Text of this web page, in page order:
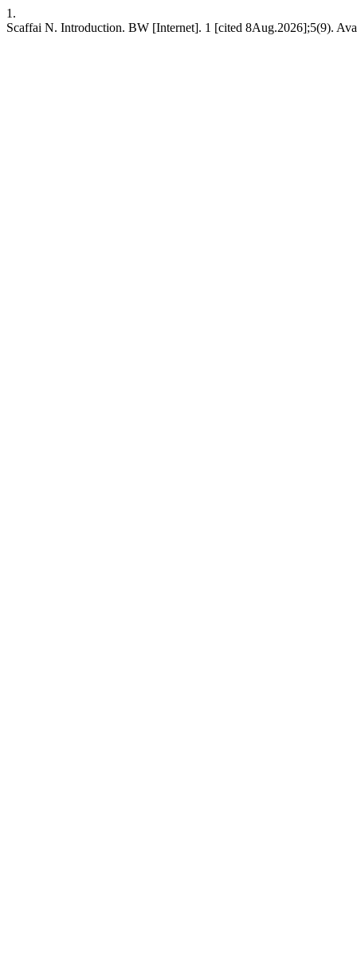
1.
Scaffai N. Introduction. BW [Internet]. 1 [cited 8Aug.2026];5(9).